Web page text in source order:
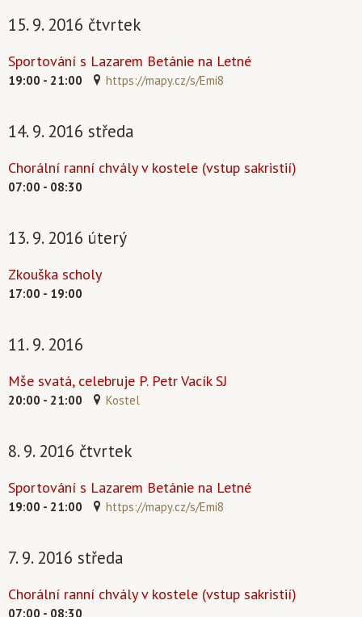
15. 9. 2016 čtvrtek
Sportování s Lazarem Betánie na Letné
19:00 - 21:00 https://mapy.cz/s/Emi8
14. 9. 2016 středa
Chorální ranní chvály v kostele (vstup sakristií)
07:00 - 08:30
13. 9. 2016 úterý
Zkouška scholy
17:00 - 19:00
11. 9. 2016
Mše svatá, celebruje P. Petr Vacík SJ
20:00 - 21:00 Kostel
8. 9. 2016 čtvrtek
Sportování s Lazarem Betánie na Letné
19:00 - 21:00 https://mapy.cz/s/Emi8
7. 9. 2016 středa
Chorální ranní chvály v kostele (vstup sakristií)
07:00 - 08:30